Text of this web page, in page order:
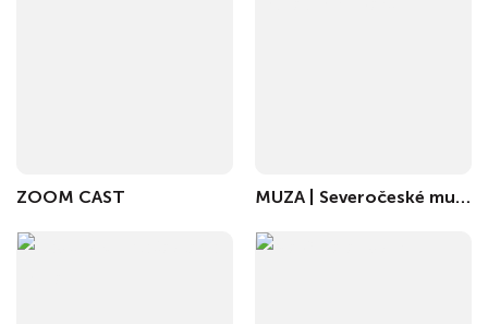
ZOOM CAST MUZA | Severočeské muzeum v Liberci